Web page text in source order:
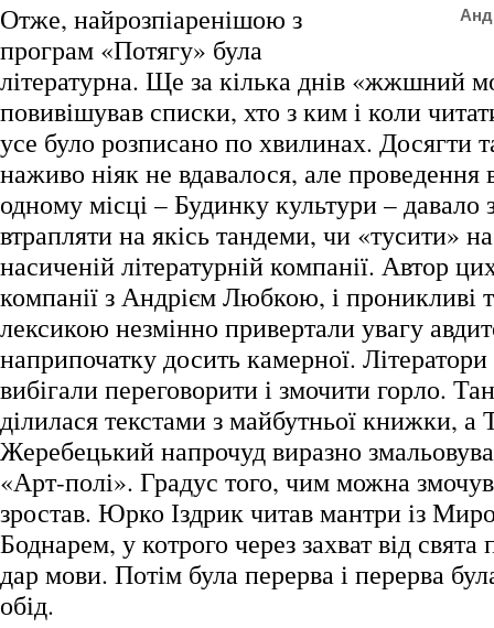
Отже, найрозпіаренішою з
програм «Потягу» була
літературна. Ще за кілька днів «жжшний
повивішував списки, хто з ким і коли
усе було розписано по хвилинах. Досягти
наживо ніяк не вдавалося, але проведення
одному місці – Будинку культури – давало
втрапляти на якісь тандеми, чи «тусити»
насиченій літературній компанії. Автор
компанії з Андрієм Любкою, і проникливі
лексикою незмінно привертали увагу
наприпочатку досить камерної. Літератори
вибігали переговорити і змочити горло.
ділилася текстами з майбутньої книжки, а
Жеребецький напрочуд виразно
«Арт-полі». Градус того, чим можна
зростав. Юрко Іздрик читав мантри із
Боднарем, у котрого через захват від свята
дар мови. Потім була перерва і перерва
обід.